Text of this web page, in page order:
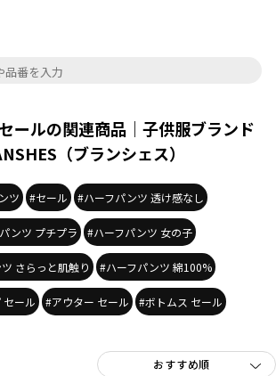
ールの関連商品｜子供服ブランド
（ブランシェス）
ツ #セール #ハーフパンツ 透け感なし
ンツ プチプラ #ハーフパンツ 女の子
さらっと肌触り #ハーフパンツ 綿100%
セール #アウター セール #ボトムス セール